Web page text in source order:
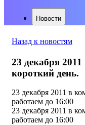
Новости
Назад к новостям
23 декабря
короткий день.
23 декабря 2011 в
работаем до 16:00
23 декабря 2011 в
работаем до 16:00